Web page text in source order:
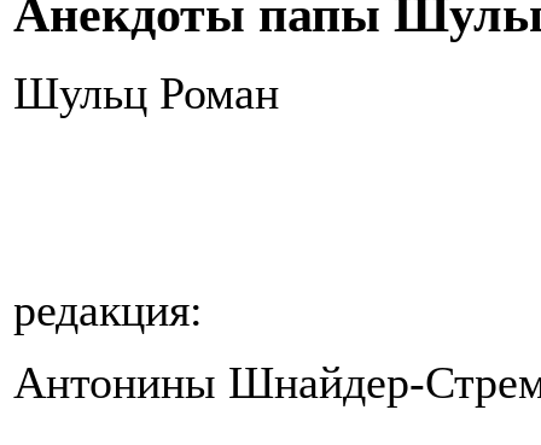
Анекдоты папы
Шульц Роман
редакция:
Антонины Шнайдер-